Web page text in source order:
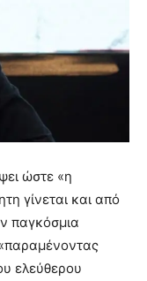
ώστε «η
γίνεται και από
παγκόσμια
ελεύθερου